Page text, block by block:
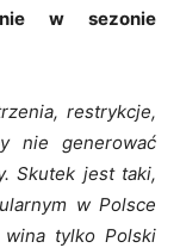
w sezonie
restrykcje,
nie generować
Skutek jest taki,
w Polsce
tylko Polski